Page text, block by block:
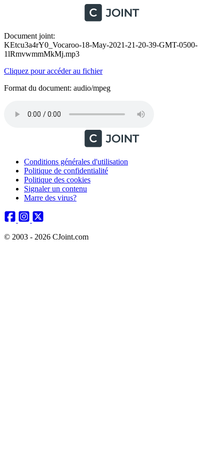
Document joint:
KEtcu3a4rY0_Vocaroo-18-May-2021-21-20-39-GMT-0500-
1lRmvwmmMkMj.mp3
Cliquez pour accéder au fichier
Format du document: audio/mpeg
Conditions générales d'utilisation
Politique de confidentialité
Politique des cookies
Signaler un contenu
Marre des virus?
© 2003 - 2026 CJoint.com